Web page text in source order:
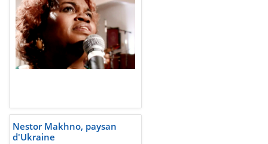
Nestor Makhno, paysan
d'Ukraine